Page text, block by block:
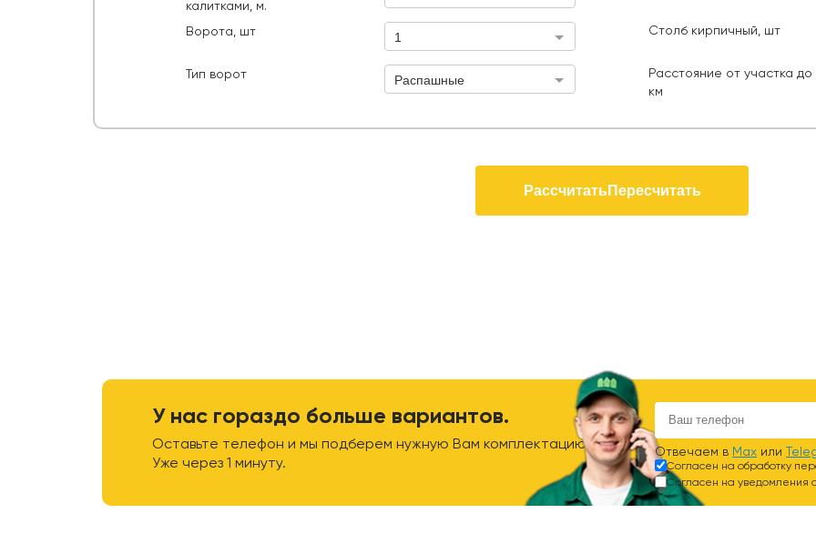
калитками, м.
Ворота, шт
1
Тип ворот Распашные
Столб кирпичный, шт
Расстояние от участка до
км
Столб кирпичный, шт
РассчитатьПересчитать
У нас гораздо больше вариантов.
Оставьте телефон и мы подберем нужную Вам комплектацию.
Уже через 1 минуту.
Отвечаем в Max или
Согласен на обработку
Согласен на уведомления